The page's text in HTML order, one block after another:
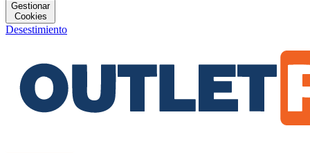
Gestionar
Cookies
Desestimiento